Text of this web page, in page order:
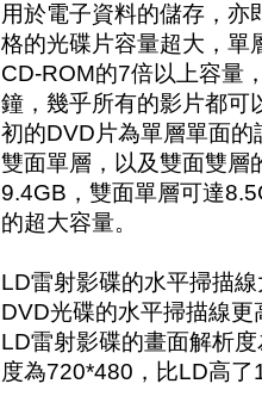
用於電子資料的儲存，亦
格的光碟片容量超大，單
CD-ROM的7倍以上容量
鐘，幾乎所有的影片都可
初的DVD片為單層單面
雙面單層，以及雙面雙層
9.4GB，雙面單層可達
的超大容量。
LD雷射影碟的水平掃描
DVD光碟的水平掃描線
LD雷射影碟的畫面解析
度為720*480，比LD高了